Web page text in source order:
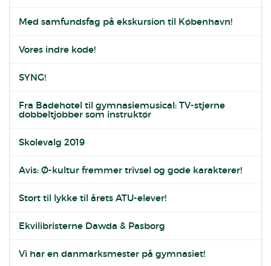
Med samfundsfag på ekskursion til København!
Vores indre kode!
SYNG!
Fra Badehotel til gymnasiemusical: TV-stjerne
dobbeltjobber som instruktør
Skolevalg 2019
Avis: Ø-kultur fremmer trivsel og gode karakterer!
Stort til lykke til årets ATU-elever!
Ekvilibristerne Dawda & Pasborg
Vi har en danmarksmester på gymnasiet!